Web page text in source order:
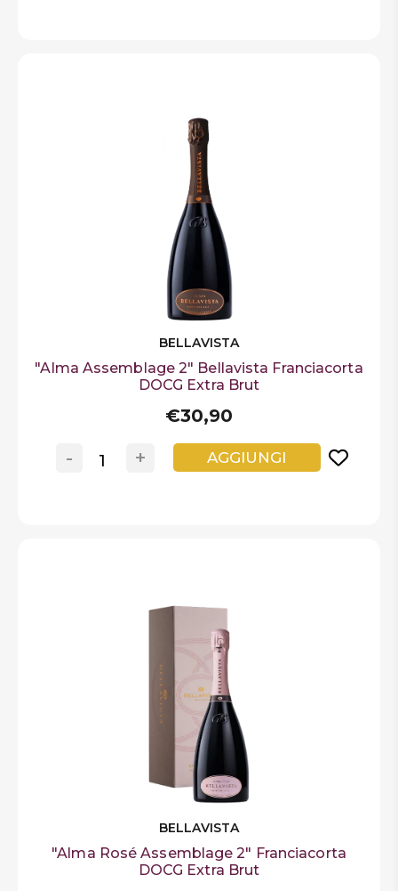
BELLAVISTA
"Alma Assemblage 2" Bellavista Franciacorta
DOCG Extra Brut
€30,90
+
- AGGIUNGI
BELLAVISTA
"Alma Rosé Assemblage 2" Franciacorta
DOCG Extra Brut